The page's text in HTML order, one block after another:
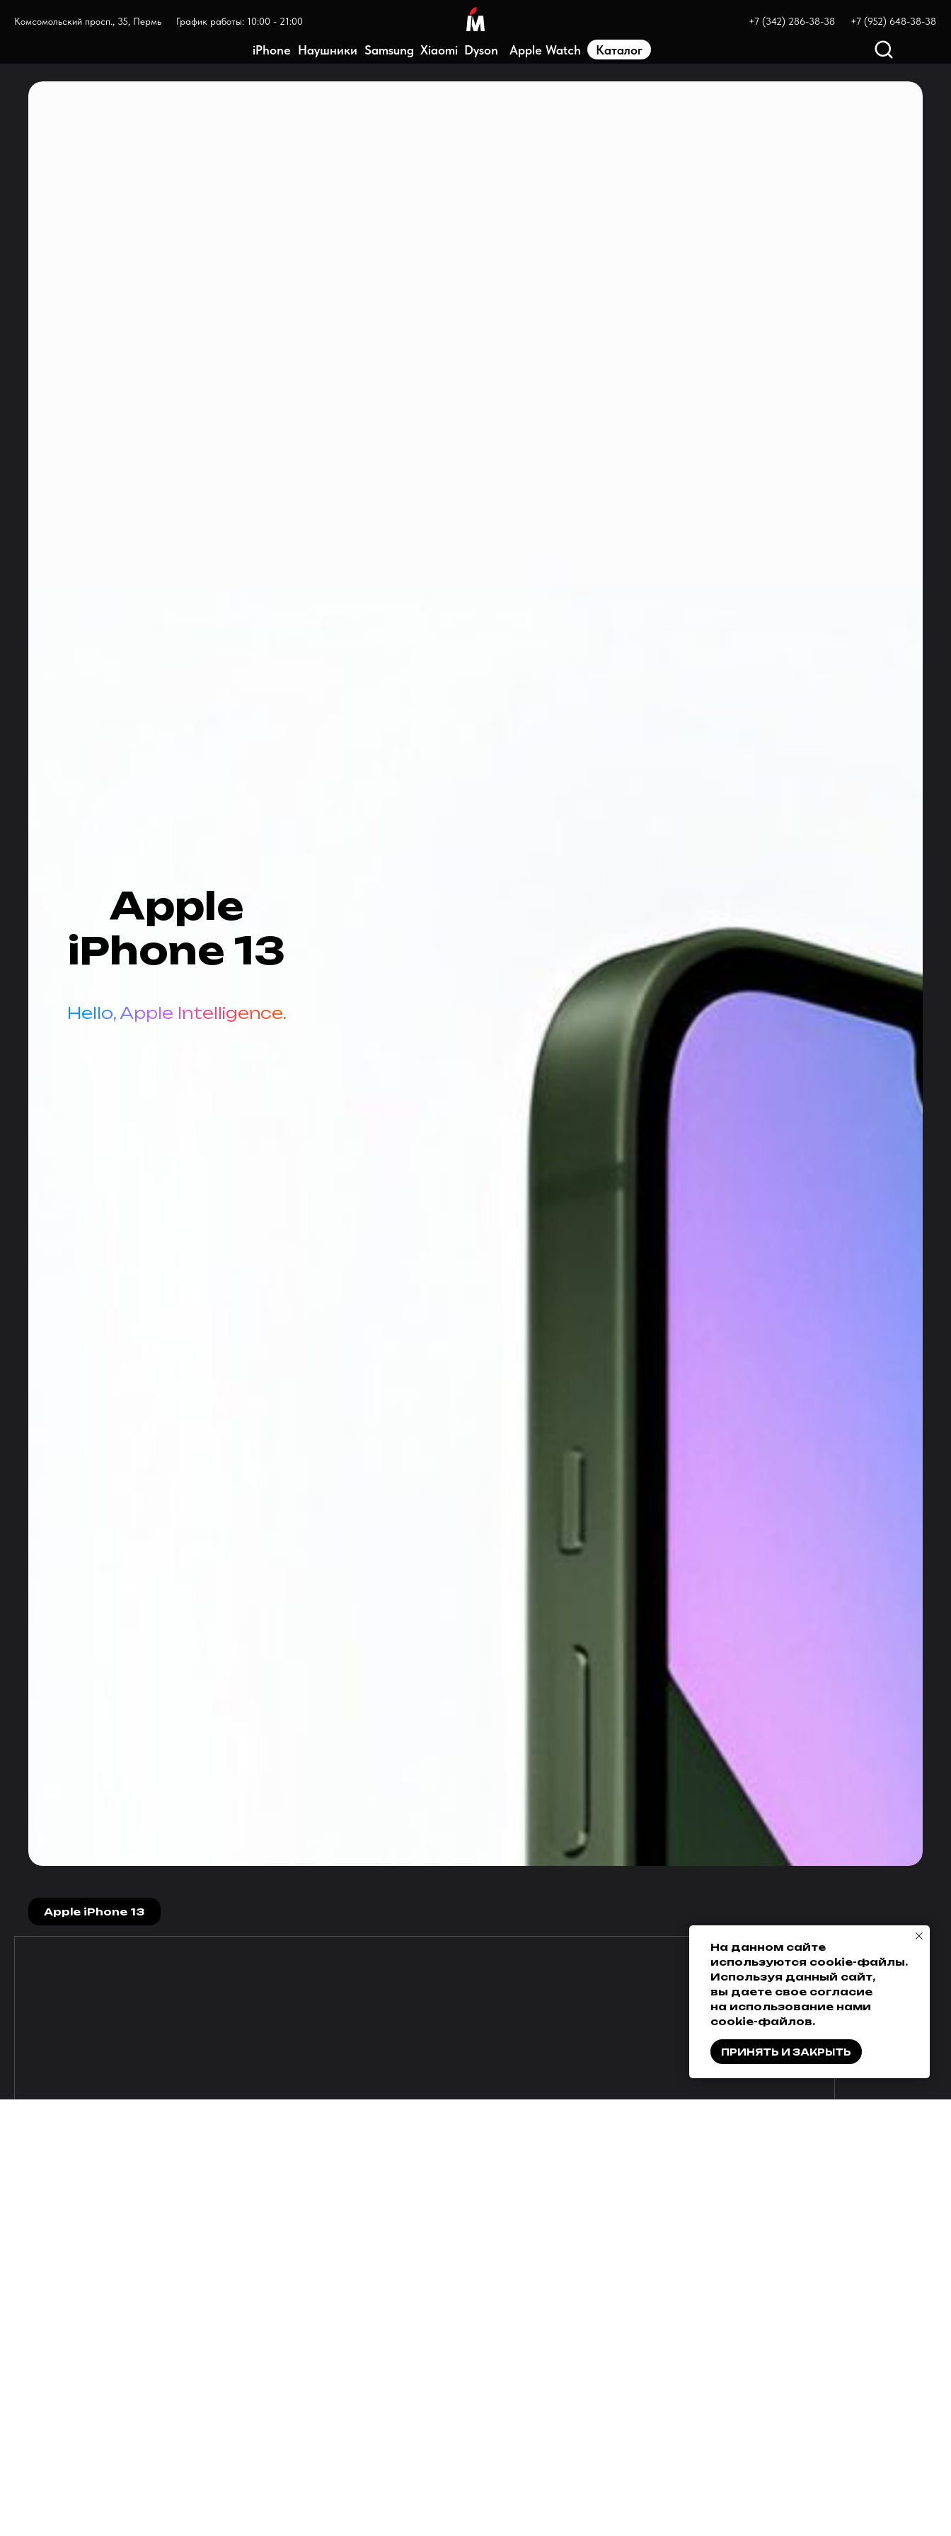
+7 (952) 648-38-38
+7 (342) 286-38-38
График работы: 10:00 - 21:00
Комсомольский просп., 35, Пермь
iPhone Наушники Samsung Xiaomi Dyson Apple Watch Каталог
Apple
iPhone 13
Hello, Apple Intelligence.
Apple iPhone 13
© 2009-2024 ИНДИВИДУАЛЬНЫЙ
ПРЕДПРИНИМАТЕЛЬ ЗАВАЛОВ
АЛЕКСАНДР ВИКТОРОВИЧ.
Политика
конфиденциальности
Доставка, оплата
и кредитование
Обмен
Разработка сайта
На данном сайте
используются cookie-файлы.
Используя данный сайт,
вы даете свое согласие
на использование нами
cookie-файлов.
ПРИНЯТЬ И ЗАКРЫТЬ